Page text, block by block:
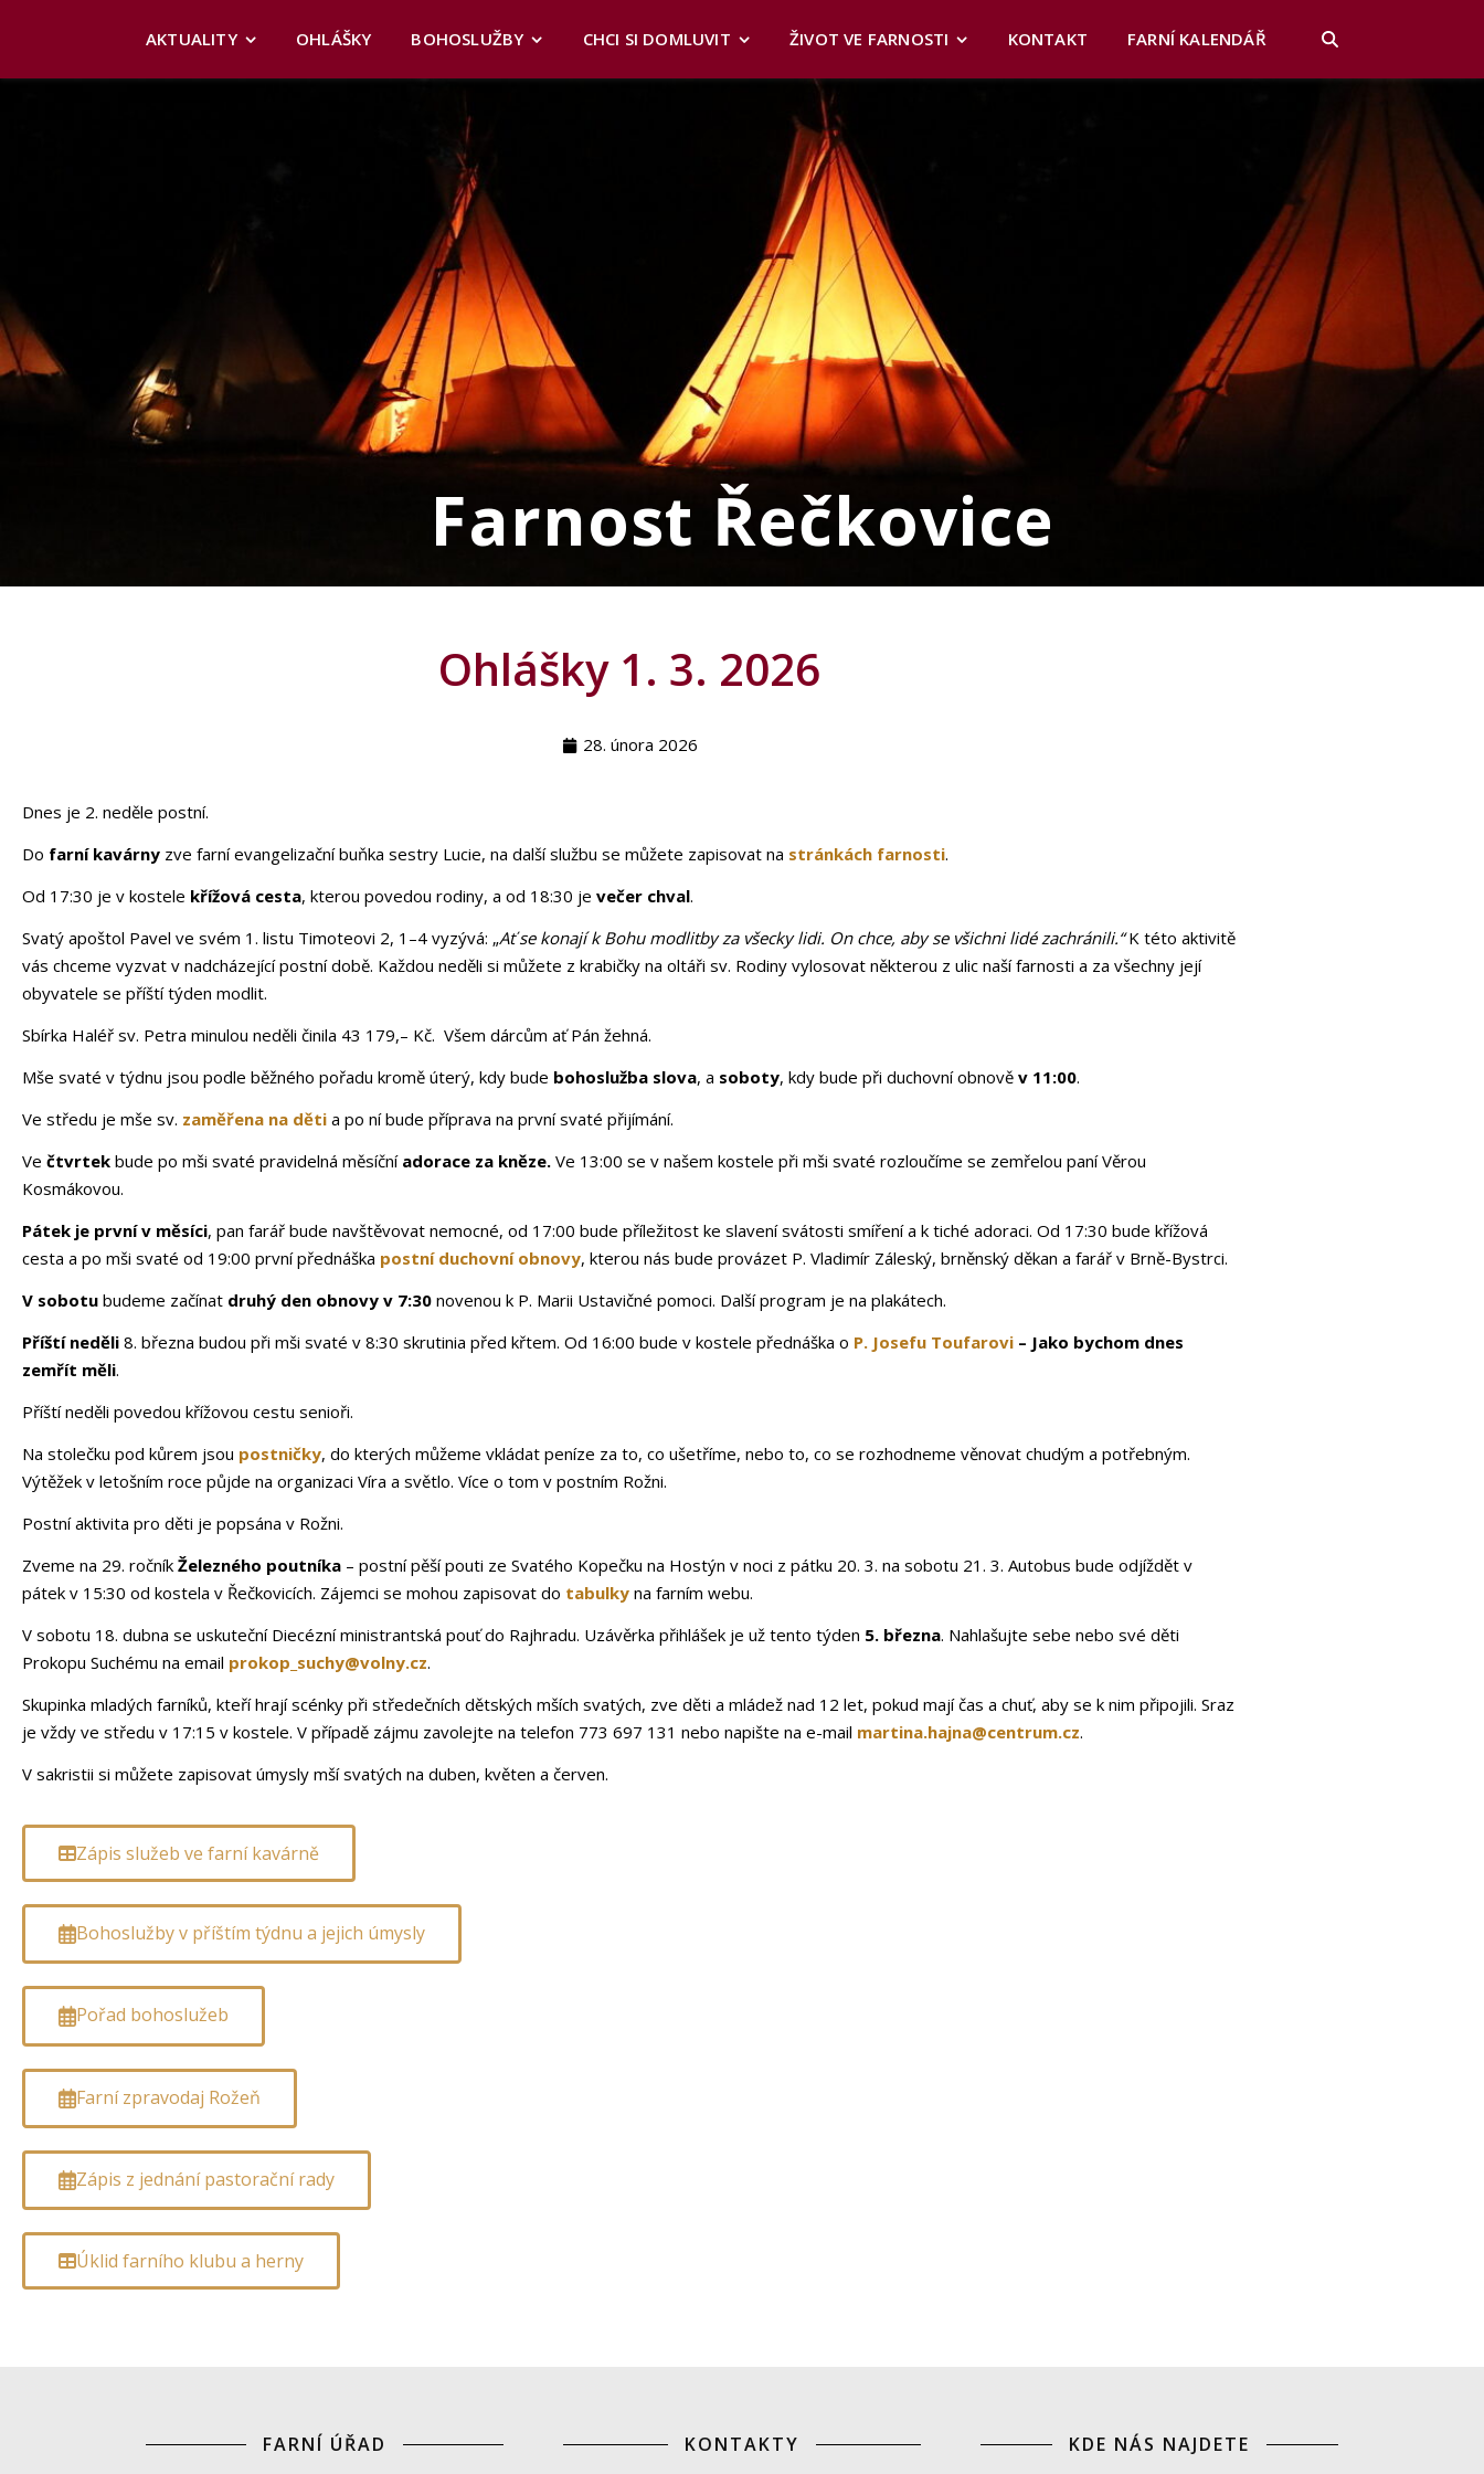
AKTUALITY OHLÁŠKY BOHOSLUŽBY CHCI SI DOMLUVIT ŽIVOT VE FARNOSTI KONTAKT FARNÍ KALENDÁŘ
Farnost Řečkovice
Ohlášky 1. 3. 2026
28. února 2026
Dnes je 2. neděle postní.
Do farní kavárny zve farní evangelizační buňka sestry Lucie, na další službu se můžete zapisovat na stránkách farnosti.
Od 17:30 je v kostele křížová cesta, kterou povedou rodiny, a od 18:30 je večer chval.
Svatý apoštol Pavel ve svém 1. listu Timoteovi 2, 1–4 vyzývá: „Ať se konají k Bohu modlitby za všecky lidi. On chce, aby se všichni lidé zachránili.“K této aktivitě
vás chceme vyzvat v nadcházející postní době. Každou neděli si můžete z krabičky na oltáři sv. Rodiny vylosovat některou z ulic naší farnosti a za všechny její
obyvatele se příští týden modlit.
Sbírka Haléř sv. Petra minulou neděli činila 43 179,– Kč. Všem dárcům ať Pán žehná.
Mše svaté v týdnu jsou podle běžného pořadu kromě úterý, kdy bude bohoslužba slova, a soboty, kdy bude při duchovní obnově v 11:00.
Ve středu je mše sv. zaměřena na děti a po ní bude příprava na první svaté přijímání.
Ve čtvrtek bude po mši svaté pravidelná měsíční adorace za kněze. Ve 13:00 se v našem kostele při mši svaté rozloučíme se zemřelou paní Věrou
Kosmákovou.
Pátek je první v měsíci, pan farář bude navštěvovat nemocné, od 17:00 bude příležitost ke slavení svátosti smíření a k tiché adoraci. Od 17:30 bude křížová
cesta a po mši svaté od 19:00 první přednáška postní duchovní obnovy, kterou nás bude provázet P. Vladimír Záleský, brněnský děkan a farář v Brně-Bystrci.
V sobotu budeme začínat druhý den obnovy v 7:30 novenou k P. Marii Ustavičné pomoci. Další program je na plakátech.
Příští neděli 8. března budou při mši svaté v 8:30 skrutinia před křtem. Od 16:00 bude v kostele přednáška o P. Josefu Toufarovi – Jako bychom dnes
zemřít měli.
Příští neděli povedou křížovou cestu senioři.
Na stolečku pod kůrem jsou postničky, do kterých můžeme vkládat peníze za to, co ušetříme, nebo to, co se rozhodneme věnovat chudým a potřebným.
Výtěžek v letošním roce půjde na organizaci Víra a světlo. Více o tom v postním Rožni.
Postní aktivita pro děti je popsána v Rožni.
Zveme na 29. ročník Železného poutníka – postní pěší pouti ze Svatého Kopečku na Hostýn v noci z pátku 20. 3. na sobotu 21. 3. Autobus bude odjíždět v
pátek v 15:30 od kostela v Řečkovicích. Zájemci se mohou zapisovat do tabulky na farním webu.
V sobotu 18. dubna se uskuteční Diecézní ministrantská pouť do Rajhradu. Uzávěrka přihlášek je už tento týden 5. března. Nahlašujte sebe nebo své děti
Prokopu Suchému na email prokop_suchy@volny.cz.
Skupinka mladých farníků, kteří hrají scénky při středečních dětských mších svatých, zve děti a mládež nad 12 let, pokud mají čas a chuť, aby se k nim připojili. Sraz
je vždy ve středu v 17:15 v kostele. V případě zájmu zavolejte na telefon 773 697 131 nebo napište na e-mail martina.hajna@centrum.cz.
V sakristii si můžete zapisovat úmysly mší svatých na duben, květen a červen.
Zápis služeb ve farní kavárně
Bohoslužby v příštím týdnu a jejich úmysly
Pořad bohoslužeb
Farní zpravodaj Rožeň
Zápis z jednání pastorační rady
Úklid farního klubu a herny
FARNÍ ÚŘAD KONTAKTY KDE NÁS NAJDETE